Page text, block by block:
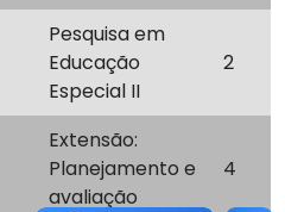
Pesquisa em
Educação
Especial II
2
Extensão:
Planejamento e
avaliação
4